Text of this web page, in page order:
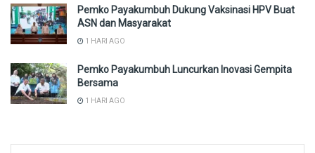
Pemko Payakumbuh Dukung Vaksinasi HPV Buat
ASN dan Masyarakat
1 HARI AGO
Pemko Payakumbuh Luncurkan Inovasi Gempita
Bersama
1 HARI AGO